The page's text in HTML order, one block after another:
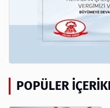
POPÜLER